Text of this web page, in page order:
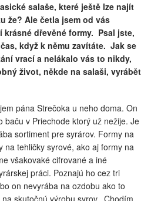
salaše, které ještě lze najít
že? Ale četla jsem od vás
krásné dřevěné formy. Psal jste,
když k němu zavítáte. Jak se
vrací a nelákalo vás to nikdy,
život, někde na salaši, vyrábět
pána Strečoka u neho doma. On
baču v Priechode ktorý už nežije. Je
sortiment pre syrárov. Formy na
na tehličky syrové, ako aj formy na
všakovaké cifrované a iné
práci. Poznajú ho cez tri
on nevyrába na ozdobu ako to